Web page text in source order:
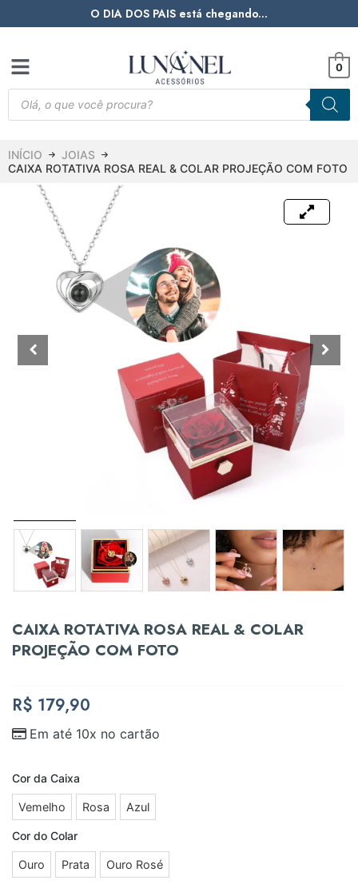
O DIA DOS PAIS está chegando...
0
INÍCIO
JOIAS
CAIXA ROTATIVA ROSA REAL & COLAR PROJEÇÃO COM FOTO
CAIXA ROTATIVA ROSA REAL & COLAR
PROJEÇÃO COM FOTO
R$ 179,90
Em até 10x no cartão
Cor da Caixa
Vemelho Rosa Azul
Cor do Colar
Ouro Prata Ouro Rosé